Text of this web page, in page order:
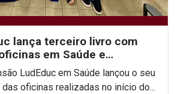
lança terceiro livro com
em Saúde e
LudEduc em Saúde lançou o seu
oficinas realizadas no início do...